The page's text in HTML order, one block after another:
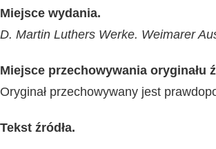
Miejsce wydania.
D. Martin Luthers Werke. Weimarer
Miejsce przechowywania oryginału
Oryginał przechowywany jest
Tekst źródła.